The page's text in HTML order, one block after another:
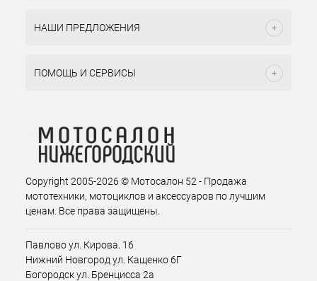
НАШИ ПРЕДЛОЖЕНИЯ
ПОМОЩЬ И СЕРВИСЫ
Copyright 2005-2026 © Мотосалон 52 - Продажа
мототехники, мотоциклов и аксессуаров по лучшим
ценам. Все права защищены.
Павлово ул. Кирова. 16
Нижний Новгород ул. Кащенко 6Г
Богородск ул. Бренцисса 2а